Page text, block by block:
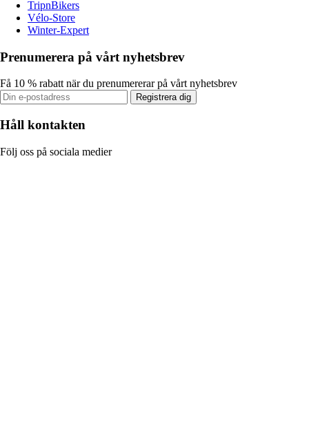
TripnBikers
Vélo-Store
Winter-Expert
Prenumerera på vårt nyhetsbrev
Få 10 % rabatt när du prenumererar på vårt nyhetsbrev
Registrera dig
Håll kontakten
Följ oss på sociala medier